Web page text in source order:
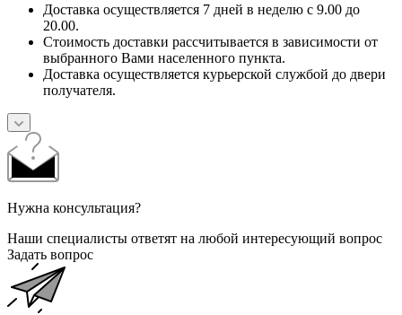
Доставка осуществляется 7 дней в неделю с 9.00 до
20.00.
Стоимость доставки рассчитывается в зависимости от
выбранного Вами населенного пункта.
Доставка осуществляется курьерской службой до двери
получателя.
Нужна консультация?
Наши специалисты ответят на любой интересующий вопрос
Задать вопрос